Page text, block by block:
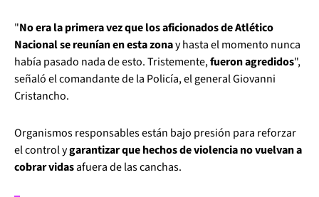
"No era la primera vez que los aficionados de Atlético
Nacional se reunían en esta zonay hasta el momento nunca
había pasado nada de esto. Tristemente,fueron agredidos",
señaló el comandante de la Policía, el general Giovanni
Cristancho.
Organismos responsables están bajo presión para reforzar
el control ygarantizar que hechos de violencia no vuelvan a
cobrar vidasafuera de las canchas.